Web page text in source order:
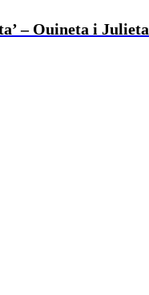
– Ouineta i Julieta